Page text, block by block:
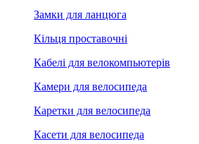
Замки для ланцюга
Кільця проставочні
Кабелі для велокомпьютерів
Камери для велосипеда
Каретки для велосипеда
Касети для велосипеда